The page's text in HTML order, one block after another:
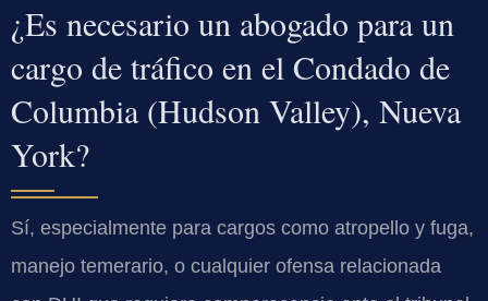
¿Es necesario un abogado para un
cargo de tráfico en el Condado de
Columbia (Hudson Valley), Nueva
York?
Sí, especialmente para cargos como atropello y fuga,
manejo temerario, o cualquier ofensa relacionada